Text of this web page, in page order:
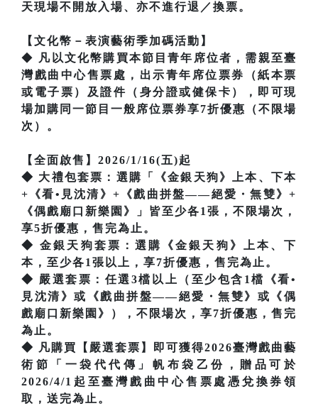
天現場不開放入場、亦不進行退／換票。
【文化幣－表演藝術季加碼活動】
◆
凡以文化幣購買本節目青年席位者，需親至臺
灣戲曲中心售票處，出示青年席位票券（紙本票
或電子票）及證件（身分證或健保卡），即可現
場加購同一節目一般席位票券享7折優惠（不限場
次）。
【全面啟售】2026/1/16(五)起
◆ 大禮包套票：選購「《金銀天狗》上本、下本
+《看•見沈清》+《戲曲拼盤——絕愛・無雙》+
《偶戲廟口新樂園》」皆至少各1張，不限場次，
享5折優惠，售完為止。
◆ 金銀天狗套票：選購《金銀天狗》上本、下
本，至少各1張以上，享7折優惠，售完為止。
◆ 嚴選套票：任選3檔以上（至少包含1檔《看•
見沈清》或《戲曲拼盤——絕愛・無雙》或《偶
戲廟口新樂園》），不限場次，享7折優惠，售完
為止。
◆ 凡購買【嚴選套票】即可獲得2026臺灣戲曲藝
術節「一袋代代傳」帆布袋乙份，贈品可於
2026/4/1起至臺灣戲曲中心售票處憑兌換券領
取，送完為止。